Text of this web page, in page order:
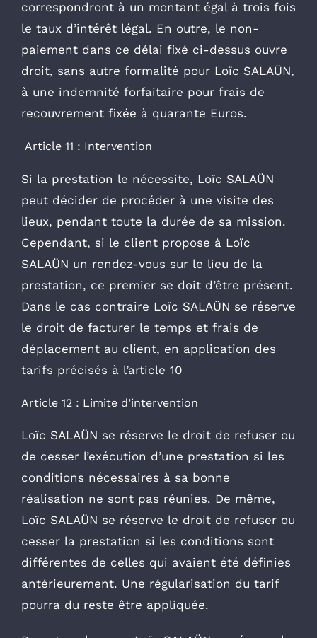
correspondront à un montant égal à trois fois
le taux d’intérêt légal. En outre, le non-
paiement dans ce délai fixé ci-dessus ouvre
droit, sans autre formalité pour Loïc SALAÜN,
à une indemnité forfaitaire pour frais de
recouvrement fixée à quarante Euros.
Article 11 : Intervention
Si la prestation le nécessite, Loïc SALAÜN
peut décider de procéder à une visite des
lieux, pendant toute la durée de sa mission.
Cependant, si le client propose à Loïc
SALAÜN un rendez-vous sur le lieu de la
prestation, ce premier se doit d’être présent.
Dans le cas contraire Loïc SALAÜN se réserve
le droit de facturer le temps et frais de
déplacement au client, en application des
tarifs précisés à l’article 10
Article 12 : Limite d’intervention
Loïc SALAÜN se réserve le droit de refuser ou
de cesser l’exécution d’une prestation si les
conditions nécessaires à sa bonne
réalisation ne sont pas réunies. De même,
Loïc SALAÜN se réserve le droit de refuser ou
cesser la prestation si les conditions sont
différentes de celles qui avaient été définies
antérieurement. Une régularisation du tarif
pourra du reste être appliquée.